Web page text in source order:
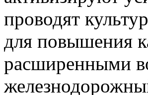
проводят
для повышения
расширенными